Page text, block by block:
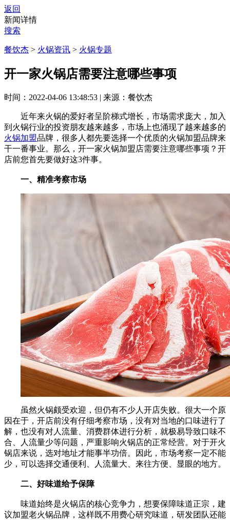
返回
新闻详情
搜索
餐饮杰 > 火锅资讯 > 火锅专题
开一家火锅店需要注意哪些事项
时间：2022-04-06 13:48:53 | 来源：餐饮杰
近年来火锅的爱好者呈阶梯式增长，市场需求庞大，加入
到火锅行业的投资朋友越来越多，市场上也涌现了越来越多的
火锅加盟品牌，很多人都先要选择一个优质的火锅加盟品牌来
干一番事业。那么，开一家火锅加盟店需要注意哪些事项？开
店前您首先要做好这3件事。
一、精准考察市场
虽然火锅颇受欢迎，但仍有不少人开店失败。很大一个原
因在于，开店前没有仔细考察市场，没有对当地的口味进行了
解，也没有对人流量、消费群体进行分析，就极易导致口味不
合、人流量少等问题，严重影响火锅店的正常经营。对于开火
锅店来说，选对地址才能事半功倍。因此，市场考察一定不能
少，可以选择交通便利、人流量大、来往方便、显眼的地方。
二、好味道给予保障
味道始终是火锅店的核心竞争力，想要保障味道正宗，建
议加盟老火锅品牌，这样既不用费心研究味道，研发团队还能